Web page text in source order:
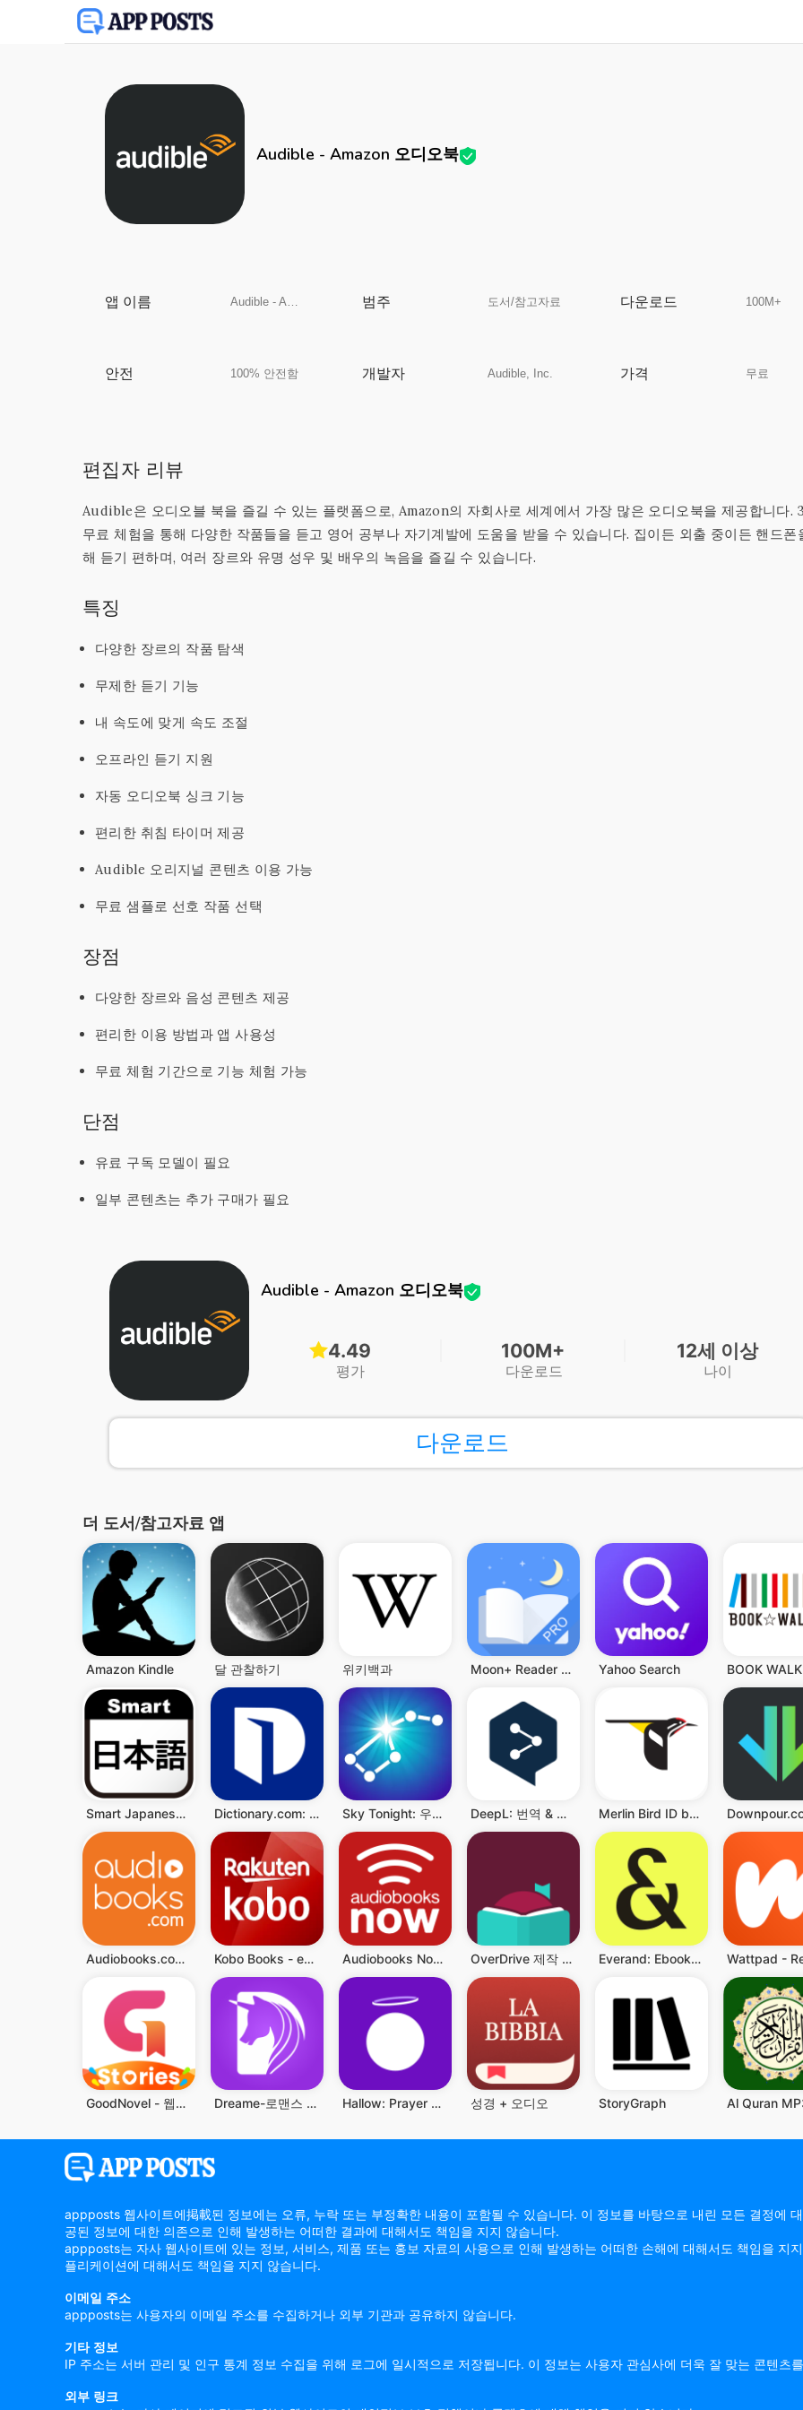
Audible - Amazon 오디오북
앱 이름 Audible - Amazon 오디오북 범주 도서/참고자료 다운로드 100M+
안전 100% 안전함 개발자 Audible, Inc. 가격 무료
편집자 리뷰
Audible은 오디오블 북을 즐길 수 있는 플랫폼으로, Amazon의 자회사로 세계에서 가장 많은 오디오북을 제공합니다.
무료 체험을 통해 다양한 작품들을 듣고 영어 공부나 자기계발에 도움을 받을 수 있습니다. 집이든 외출 중이든 핸드폰
해 듣기 편하며, 여러 장르와 유명 성우 및 배우의 녹음을 즐길 수 있습니다.
특징
다양한 장르의 작품 탐색
무제한 듣기 기능
내 속도에 맞게 속도 조절
오프라인 듣기 지원
자동 오디오북 싱크 기능
편리한 취침 타이머 제공
Audible 오리지널 콘텐츠 이용 가능
무료 샘플로 선호 작품 선택
장점
다양한 장르와 음성 콘텐츠 제공
편리한 이용 방법과 앱 사용성
무료 체험 기간으로 기능 체험 가능
단점
유료 구독 모델이 필요
일부 콘텐츠는 추가 구매가 필요
Audible - Amazon 오디오북
4.49
평가
100M+
다운로드
12세 이상
나이
다운로드
더 도서/참고자료 앱
Amazon Kindle 달 관찰하기 위키백과 Moon+ Reader Pro Yahoo Search
Smart Japanese Dictionary Dictionary.com: English Words Sky Tonight: 우주 탐험을 어플, 스카이맵 DeepL: 번역 & 작문 Merlin Bird ID by Cornell Lab
Audiobooks.com: Books & More Kobo Books - eBooks Audiobooks Audiobooks Now Audio Books OverDrive 제작 Libby Everand: Ebooks and audiobooks
GoodNovel - 웹소설 Dreame-로맨스 스토리 읽기 Hallow: Prayer & Meditation 성경 + 오디오 StoryGraph
appposts 웹사이트에掲載된 정보에는 오류, 누락 또는 부정확한 내용이 포함될 수 있습니다. 이 정보를 바탕으로 내린 모든 결정에
공된 정보에 대한 의존으로 인해 발생하는 어떠한 결과에 대해서도 책임을 지지 않습니다.
appposts는 자사 웹사이트에 있는 정보, 서비스, 제품 또는 홍보 자료의 사용으로 인해 발생하는 어떠한 손해에 대해서도 책임을 지
플리케이션에 대해서도 책임을 지지 않습니다.
이메일 주소
appposts는 사용자의 이메일 주소를 수집하거나 외부 기관과 공유하지 않습니다.
기타 정보
IP 주소는 서버 관리 및 인구 통계 정보 수집을 위해 로그에 일시적으로 저장됩니다. 이 정보는 사용자 관심사에 더욱 잘 맞는 콘텐츠
외부 링크